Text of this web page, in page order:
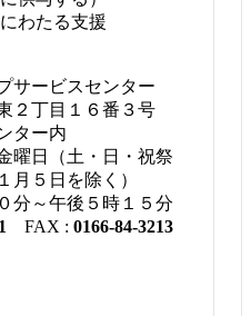
たる支援
ービスセンター
丁目１６番３号
ター内
日（土・日・祝祭
月５日を除く）
午後５時１５分
FAX : 0166-84-3213